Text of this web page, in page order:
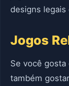
designs
Jogos
Se você gosta
também